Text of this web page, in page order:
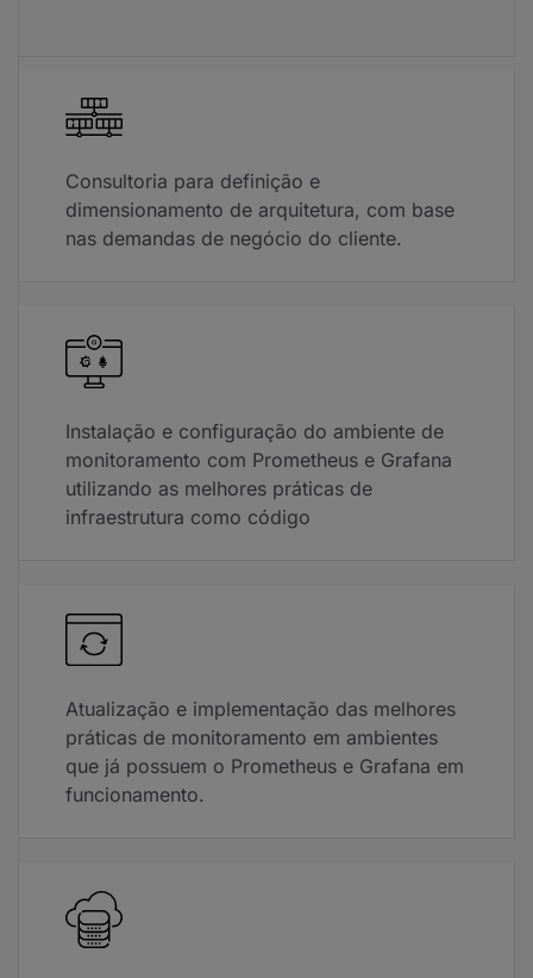
Consultoria para definição e
dimensionamento de arquitetura, com base
nas demandas de negócio do cliente.
Instalação e configuração do ambiente de
monitoramento com Prometheus e Grafana
utilizando as melhores práticas de
infraestrutura como código
Atualização e implementação das melhores
práticas de monitoramento em ambientes
que já possuem o Prometheus e Grafana em
funcionamento.